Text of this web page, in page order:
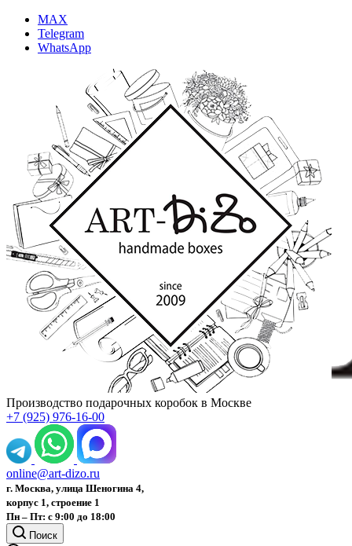
MAX
Telegram
WhatsApp
Производство подарочных коробок в Москве
+7 (925) 976-16-00
online@art-dizo.ru
г. Москва, улица Шеногина 4,
корпус 1, строение 1
Пн – Пт: с 9:00 до 18:00
Поиск